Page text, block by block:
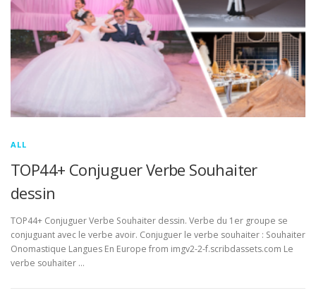
ALL
TOP44+ Conjuguer Verbe Souhaiter
dessin
TOP44+ Conjuguer Verbe Souhaiter dessin. Verbe du 1er groupe se
conjuguant avec le verbe avoir. Conjuguer le verbe souhaiter : Souhaiter
Onomastique Langues En Europe from imgv2-2-f.scribdassets.com Le
verbe souhaiter …